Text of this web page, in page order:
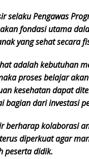
selaku Pengawas
fondasi utama
yang sehat secara
adalah kebutuhan
proses belajar
kesehatan dapat
bagian dari investasi
berharap kolaborasi
diperkuat agar
peserta didik.